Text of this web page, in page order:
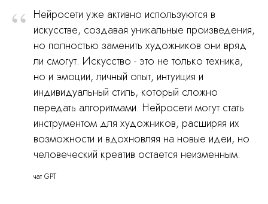
“ Нейросети уже активно используются в
искусстве, создавая уникальные произведения,
но полностью заменить художников они вряд
ли смогут. Искусство - это не только техника,
но и эмоции, личный опыт, интуиция и
индивидуальный стиль, который сложно
передать алгоритмами. Нейросети могут стать
инструментом для художников, расширяя их
возможности и вдохновляя на новые идеи, но
человеческий креатив остается неизменным.
чат GPT